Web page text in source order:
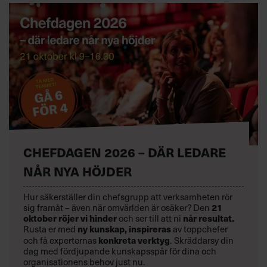
CHEFDAGEN 2026 – DÄR LEDARE
NÅR NYA HÖJDER
Hur säkerställer din chefsgrupp att verksamheten rör
sig framåt – även när omvärlden är osäker? Den 21
oktoberröjer vi hinderoch ser till att ni når resultat.
Rusta er med ny kunskap, inspirerasav toppchefer
och få experternaskonkreta verktyg. Skräddarsy din
dag med fördjupande kunskapsspår för dina och
organisationens behov just nu.